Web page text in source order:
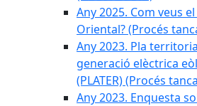
Any 2025. Com veus
Oriental? (Procés
Any 2023. Pla
generació elèctrica
(PLATER) (Procés
Any 2023. Enquesta